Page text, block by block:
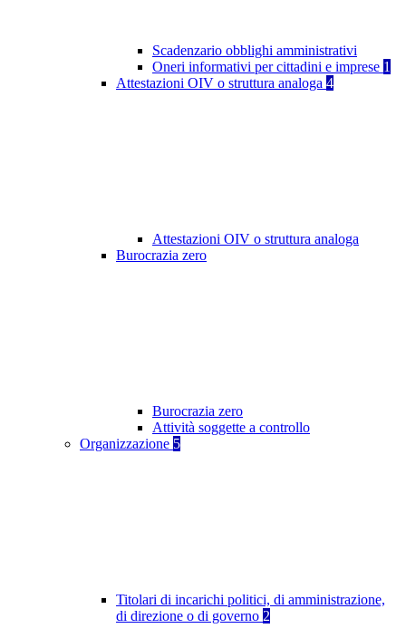
Scadenzario obblighi amministrativi
Oneri informativi per cittadini e imprese 1
Attestazioni OIV o struttura analoga 4
Attestazioni OIV o struttura analoga
Burocrazia zero
Burocrazia zero
Attività soggette a controllo
Organizzazione 5
Titolari di incarichi politici, di amministrazione,
di direzione o di governo 2